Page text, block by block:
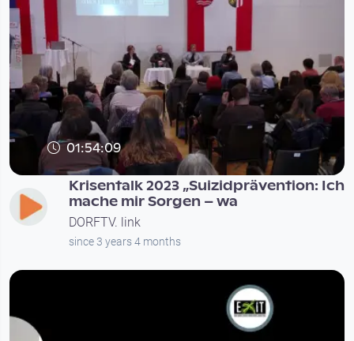
01:54:09
Krisentalk 2023 „Suizidprävention: Ich
mache mir Sorgen – wa
DORFTV. link
since 3 years 4 months